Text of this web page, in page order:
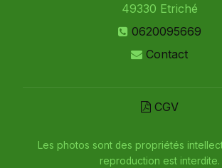
49330 Etriché
0620095669
Contact
CGV
Les photos sont des propriétés
reproduction est interdite.